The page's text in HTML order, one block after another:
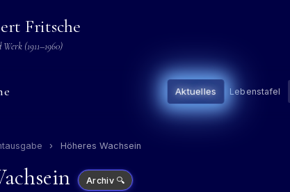
Fritsche
(1911–1960)
Aktuelles Lebenstafel
› Höheres Wachsein
Archiv 🔍